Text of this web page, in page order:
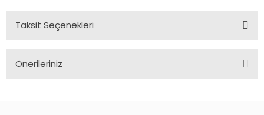
Taksit Seçenekleri
Önerileriniz